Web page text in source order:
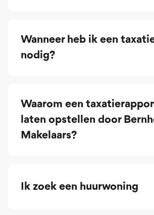
Wanneer heb ik een
nodig?
Waarom een
laten opstellen door
Makelaars?
Ik zoek een huurwoning